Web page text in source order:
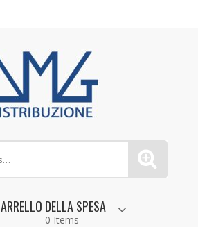
DELLA SPESA
0 Items